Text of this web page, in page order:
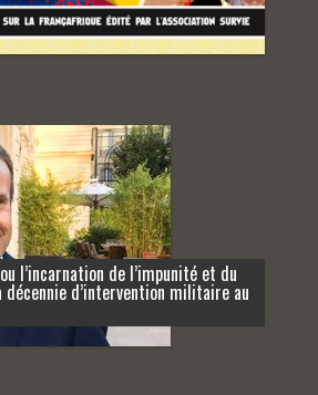
l’incarnation de l’impunité et du
d’intervention militaire au